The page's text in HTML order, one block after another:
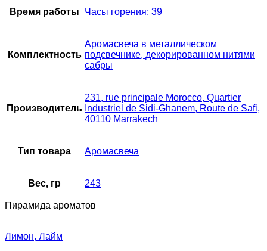
Время работы Часы горения: 39
Комплектность
Аромасвеча в металлическом
подсвечнике, декорированном нитями
сабры
Производитель
231, rue principale Morocco, Quartier
Industriel de Sidi-Ghanem, Route de Safi,
40110 Marrakech
Тип товара Аромасвеча
Вес, гр 243
Пирамида ароматов
Лимон, Лайм